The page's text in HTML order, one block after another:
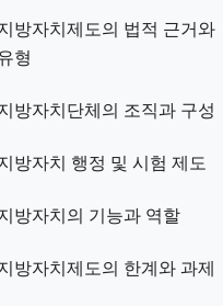
방자치제도의 법적 근거와
형
방자치단체의 조직과 구성
방자치 행정 및 시험 제도
방자치의 기능과 역할
방자치제도의 한계와 과제